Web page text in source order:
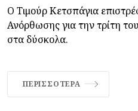
Ο Τιμούρ Κετσπάγια
Ανόρθωσης για την τρίτη
στα δύσκολα.
ΠΕΡΙΣΣΌΤΕΡΑ